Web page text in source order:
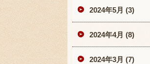
2024年5月 (3)
2024年4月 (8)
2024年3月 (7)